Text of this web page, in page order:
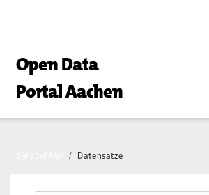
Open Data
Portal Aachen
Datensätze